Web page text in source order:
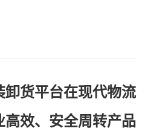
货平台在现代物流
效、安全周转产品